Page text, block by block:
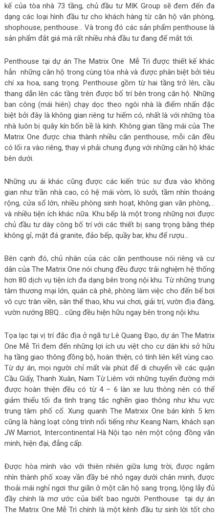
kế của tòa nhà 73 tầng, chủ đầu tư MIK Group sẽ đem đến đa
dạng các loại hình đầu tư cho khách hàng từ căn hộ văn phòng,
shophouse, penthouse… Và trong đó các sản phẩm penthouse là
sản phẩm đắt giá mà rất nhiều nhà đầu tư đang để mắt tới.
Penthouse tại dự án The Matrix One Mễ Trì được thiết kế khác
hẳn những căn hộ trong cùng tòa nhà và được phân biệt bởi tiêu
chí xa hoa, sang trọng. Penthouse gồm từ hai tầng trở lên, cầu
thang dẫn lên các tầng trên được bố trí bên trong căn hộ. Những
ban công (mái hiên) chạy dọc theo ngôi nhà là điểm nhấn đặc
biệt bởi đây là không gian riêng tư hiếm có, nhất là với những tòa
nhà luôn bị quây kín bốn bề là kính. Không gian tầng mái của The
Matrix One được chia thành nhiều căn penthouse, mỗi căn đều
có lối ra vào riêng, thay vì phải chung đụng với những căn hộ khác
bên dưới.
Những ưu ái khác cũng được các kiến trúc sư đưa vào không
gian như trần nhà cao, có hệ mái vòm, lò sưởi, tầm nhìn thoáng
rộng, cửa sổ lớn, nhiều phòng sinh hoạt, không gian văn phòng,…
và nhiều tiện ích khác nữa. Khu bếp là một trong những nơi được
chủ đầu tư dày công bố trí với các thiết bị sang trọng bằng thép
không gỉ, mặt đá granite, đảo bếp, quầy bar, khu để rượu…
Bên cạnh đó, chủ nhân của các căn penthouse nói riêng và cư
dân của The Matrix One nói chung đều được trải nghiệm hệ thống
hơn 80 dịch vụ tiện ích đa dạng bên trong nội khu. Từ những trung
tâm thương mại lớn, quán cà phê, phòng làm việc cho đến bể bơi
vô cực tràn viền, sân thể thao, khu vui chơi, giải trí, vườn địa đàng,
vườn nướng BBQ… cũng đều hiện hữu ngay bên trong nội khu.
Tọa lạc tại vị trí đắc địa ở ngã tư Lê Quang Đạo, dự án The Matrix
One Mễ Trì đem đến những lợi ích ưu việt cho cư dân khi sở hữu
hạ tầng giao thông đồng bộ, hoàn thiện, có tính liên kết vùng cao.
Từ dự án, mọi người chỉ mất vài phút để di chuyển về các quận
Cầu Giấy, Thanh Xuân, Nam Từ Liêm với những tuyến đường mới
được hoàn thiện đều có từ 4 – 6 làn xe lưu thông nên có thể
giảm thiểu tối đa tình trạng tắc nghẽn giao thông như khu vực
trung tâm phố cổ. Xung quanh The Matrxix One bán kính 5 km
cũng là hàng loạt công trình nổi tiếng như Keang Nam, khách sạn
JW Marriot, Intercontinental Hà Nội tạo nên một cộng đồng văn
minh, hiện đại, đẳng cấp.
Được hòa mình vào với thiên nhiên giữa lưng trời, được ngắm
nhìn thành phố xoay vần đầy bé nhỏ ngay dưới chân minh, được
thoải mái nghỉ ngơi thư giãn ở một căn hộ sang trọng, lộng lẫy đủ
đầy chính là mơ ước của biết bao người. Penthouse tại dự án
The Matrix One Mễ Trì chính là một kênh đầu tư sinh lời tốt cho